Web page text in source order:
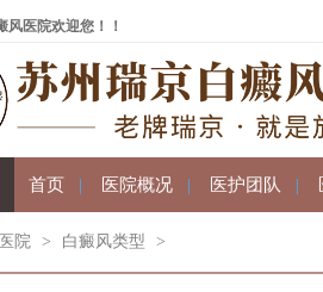
医院欢迎您！！
首页 | 医院概况 | 医护团队 |
院 > 白癜风类型 >